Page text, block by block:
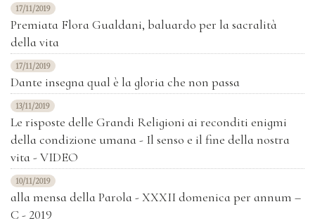
17/11/2019
Premiata Flora Gualdani, baluardo per la sacralità
della vita
17/11/2019
Dante insegna qual è la gloria che non passa
13/11/2019
Le risposte delle Grandi Religioni ai reconditi enigmi
della condizione umana - Il senso e il fine della nostra
vita - VIDEO
10/11/2019
alla mensa della Parola - XXXII domenica per annum –
C - 2019